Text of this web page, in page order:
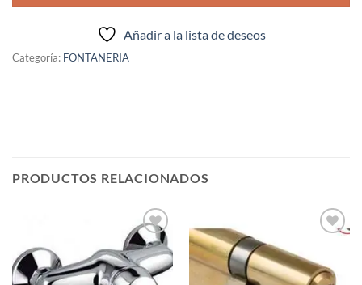
Añadir a la lista de deseos
Categoría: FONTANERIA
PRODUCTOS RELACIONADOS
Añadir
a la
lista de
deseos
lista de
deseos